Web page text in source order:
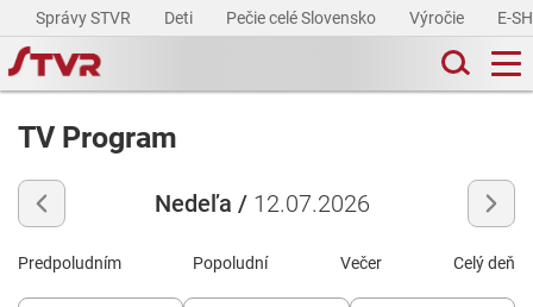
Správy STVR Deti Pečie celé Slovensko Výročie E-
TV Program
Nedeľa / 12.07.2026
Predpoludním Popoludní Večer Celý deň